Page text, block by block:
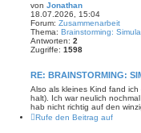
von Jonathan
18.07.2026, 15:04
Forum: Zusammenarbeit
Thema: Brainstorming:
Antworten: 2
Zugriffe: 1598
RE: BRAINSTORMING:
Also als kleines Kind fand
halt). Ich war neulich
hab nicht richtig auf den
Rufe den Beitrag auf